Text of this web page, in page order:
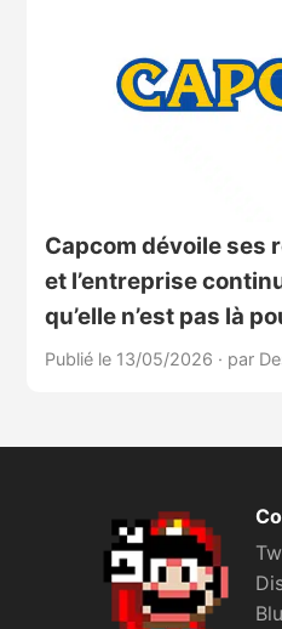
Capcom dévoile ses
et l’entreprise
qu’elle n’est pas là
Publié le 13/05/2026 · par